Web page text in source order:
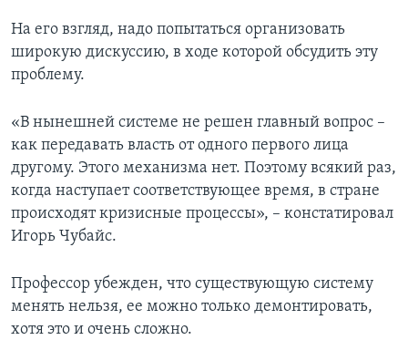
На его взгляд, надо попытаться организовать
широкую дискуссию, в ходе которой обсудить эту
проблему.
«В нынешней системе не решен главный вопрос –
как передавать власть от одного первого лица
другому. Этого механизма нет. Поэтому всякий раз,
когда наступает соответствующее время, в стране
происходят кризисные процессы», – констатировал
Игорь Чубайс.
Профессор убежден, что существующую систему
менять нельзя, ее можно только демонтировать,
хотя это и очень сложно.